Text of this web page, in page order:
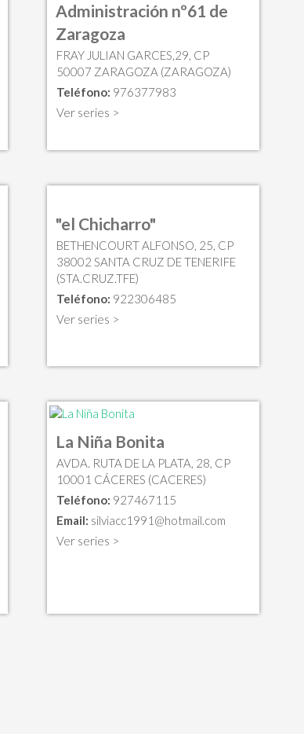
Administración nº61 de
Zaragoza
FRAY JULIAN GARCES,29, CP
50007 ZARAGOZA (ZARAGOZA)
Teléfono: 976377983
Ver series >
"el Chicharro"
BETHENCOURT ALFONSO, 25, CP
38002 SANTA CRUZ DE TENERIFE
(STA.CRUZ.TFE)
Teléfono: 922306485
Ver series >
La Niña Bonita
AVDA. RUTA DE LA PLATA, 28, CP
10001 CÁCERES (CACERES)
Teléfono: 927467115
Email: silviacc1991@hotmail.com
Ver series >